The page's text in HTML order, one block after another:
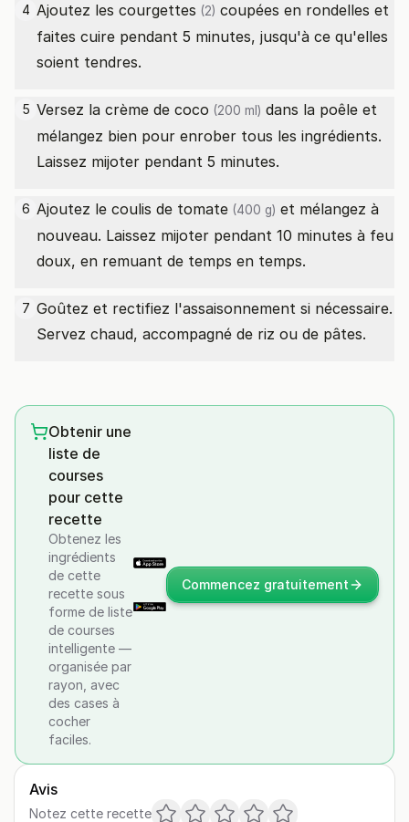
4 Ajoutez les courgettes (2) coupées en rondelles et
faites cuire pendant 5 minutes, jusqu'à ce qu'elles
soient tendres.
5 Versez la crème de coco (200 ml) dans la poêle et
mélangez bien pour enrober tous les ingrédients.
Laissez mijoter pendant 5 minutes.
6 Ajoutez le coulis de tomate (400 g) et mélangez à
nouveau. Laissez mijoter pendant 10 minutes à feu
doux, en remuant de temps en temps.
7 Goûtez et rectifiez l'assaisonnement si nécessaire.
Servez chaud, accompagné de riz ou de pâtes.
Obtenir une
liste de
courses
pour cette
recette
Obtenez les
ingrédients
de cette
recette sous
forme de liste
de courses
intelligente —
organisée par
rayon, avec
des cases à
cocher
faciles.
Commencez gratuitement
Avis
Notez cette recette